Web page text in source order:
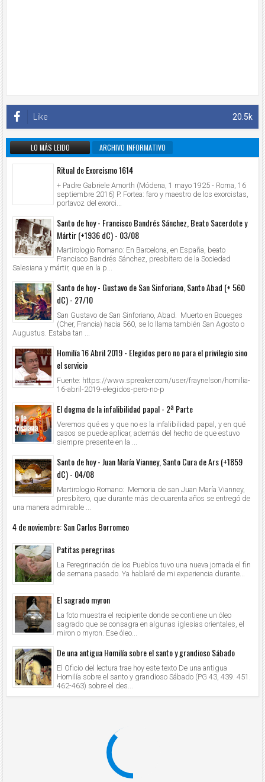
20.5k
Like
LO MÁS LEIDO ARCHIVO INFORMATIVO
Ritual de Exorcismo 1614
+ Padre Gabriele Amorth (Módena, 1 mayo 1925 - Roma, 16
septiembre 2016) P. Fortea: faro y maestro de los exorcistas,
portavoz del exorci...
Santo de hoy - Francisco Bandrés Sánchez, Beato Sacerdote y
Mártir (+1936 dC) - 03/08
Martirologio Romano: En Barcelona, en España, beato
Francisco Bandrés Sánchez, presbítero de la Sociedad
Salesiana y mártir, que en la p...
Santo de hoy - Gustavo de San Sinforiano, Santo Abad (+ 560
dC) - 27/10
San Gustavo de San Sinforiano, Abad. Muerto en Boueges
(Cher, Francia) hacia 560, se lo llama también San Agosto o
Augustus. Estaba tan ...
Homilía 16 Abril 2019 - Elegidos pero no para el privilegio sino
el servicio
Fuente: https://www.spreaker.com/user/fraynelson/homilia-
16-abril-2019-elegidos-pero-no-p
El dogma de la infalibilidad papal - 2ª Parte
Veremos qué es y que no es la infalibilidad papal, y en qué
casos se puede aplicar, además del hecho de que estuvo
siempre presente en la ...
Santo de hoy - Juan María Vianney, Santo Cura de Ars (+1859
dC) - 04/08
Martirologio Romano: Memoria de san Juan María Vianney,
presbítero, que durante más de cuarenta años se entregó de
una manera admirable ...
4 de noviembre: San Carlos Borromeo
Patitas peregrinas
La Peregrinación de los Pueblos tuvo una nueva jornada el fin
de semana pasado. Ya hablaré de mi experiencia durante...
El sagrado myron
La foto muestra el recipiente donde se contiene un óleo
sagrado que se consagra en algunas iglesias orientales, el
miron o myron. Ese óleo...
De una antigua Homilía sobre el santo y grandioso Sábado
El Oficio del lectura trae hoy este texto De una antigua
Homilía sobre el santo y grandioso Sábado (PG 43, 439. 451.
462-463) sobre el des...